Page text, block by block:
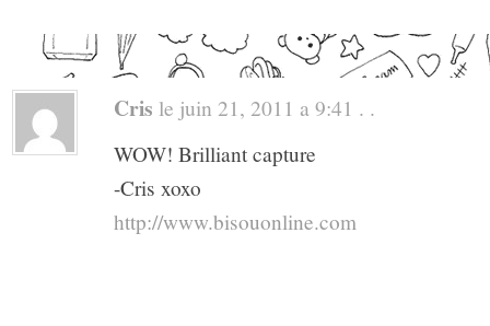
Cris le juin 21, 2011 a 9:41 . .
WOW! Brilliant capture
-Cris xoxo
http://www.bisouonline.com